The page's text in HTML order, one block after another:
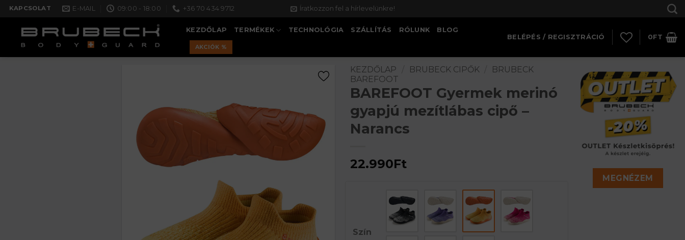
Skip
content
KAPCSOLAT E-MAIL 09:00 - 18:00 +36 70 434 9712 Íratkozzon fel a hírlevelünkre!
KEZDŐLAP TERMÉKEK TECHNOLÓGIA SZÁLLÍTÁS RÓLUNK BLOG
AKCIÓK %
BELÉPÉS / REGISZTRÁCIÓ 0FT
KEZDŐLAP BRUBECK CIPŐK
BRUBECK
BAREFOOT
BAREFOOT Gyermek merinó
gyapjú mezítlábas cipő –
Narancs
22.990Ft
Szín
MEGNÉZEM